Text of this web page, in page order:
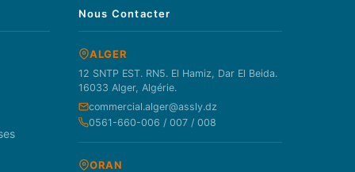
Nous Contacter
ALGER
12 SNTP EST. RN5. El Hamiz, Dar El Beida.
16033 Alger, Algérie.
commercial.alger@assly.dz
0561-660-006 / 007 / 008
ORAN